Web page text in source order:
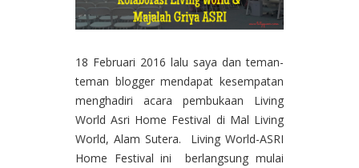
18 Februari 2016 lalu saya dan teman-
teman blogger mendapat kesempatan
menghadiri acara pembukaan Living
World Asri Home Festival di Mal Living
World, Alam Sutera. Living World-ASRI
Home Festival ini berlangsung mulai